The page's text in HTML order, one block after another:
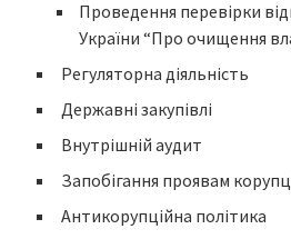
Проведення перевірки
України “Про очищення
Регуляторна діяльність
Державні закупівлі
Внутрішній аудит
Запобігання проявам
Антикорупційна політика